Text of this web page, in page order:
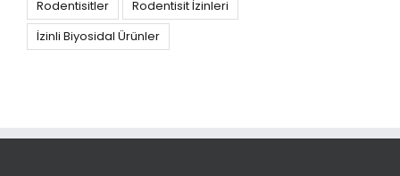
Rodentisitler
Rodentisit İzinleri
İzinli Biyosidal Ürünler